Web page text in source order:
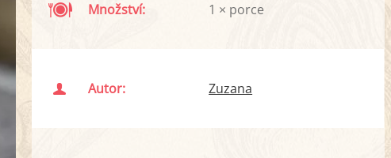
Množství: 1 × porce
Autor: Zuzana